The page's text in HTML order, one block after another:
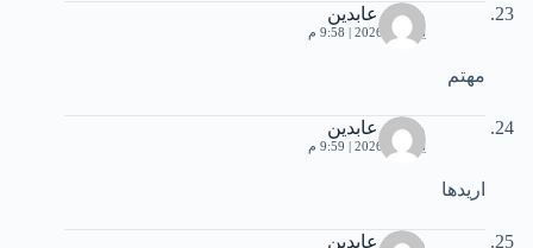
محمد عابدين
يوليو 2, 2026 | 9:58 م
مهتم
محمد عابدين
يوليو 2, 2026 | 9:59 م
اريدها
محمد عابدين